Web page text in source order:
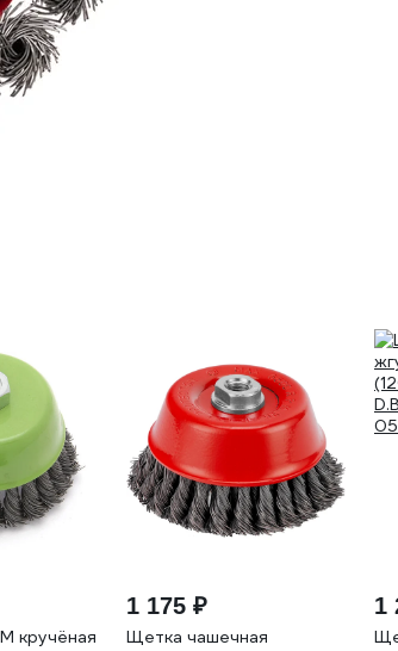
кручёная
1 175 ₽
Щетка чашечная
1